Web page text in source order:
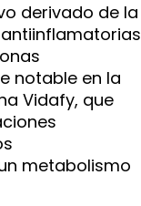
derivado de la
notable en la
Vidafy, que
metabolismo